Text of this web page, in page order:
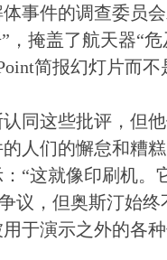
事件的调查委员
，掩盖了航天器“
简报幻灯片而
同这些批评，但
人们的懈怠和糟
“这就像印刷机。
议，但奥斯汀始
于演示之外的各